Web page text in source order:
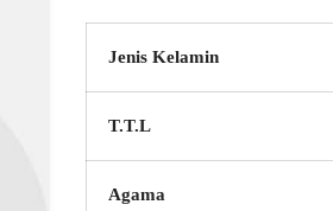
Jenis Kelamin
T.T.L
Agama